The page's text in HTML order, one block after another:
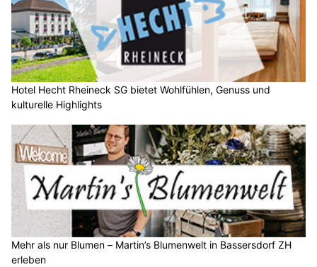
Hotel Hecht Rheineck SG bietet Wohlfühlen, Genuss und
kulturelle Highlights
Mehr als nur Blumen – Martin’s Blumenwelt in Bassersdorf ZH
erleben